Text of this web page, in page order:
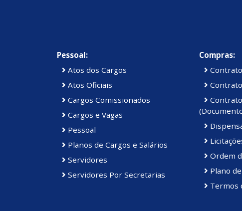
Pessoal:
Atos dos Cargos
Atos Oficiais
Cargos Comissionados
Cargos e Vagas
Pessoal
Planos de Cargos e Salários
Servidores
Servidores Por Secretarias
Compras:
Ordem
Plano
Termos